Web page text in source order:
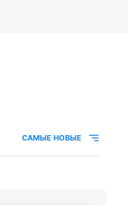
САМЫЕ НОВЫЕ